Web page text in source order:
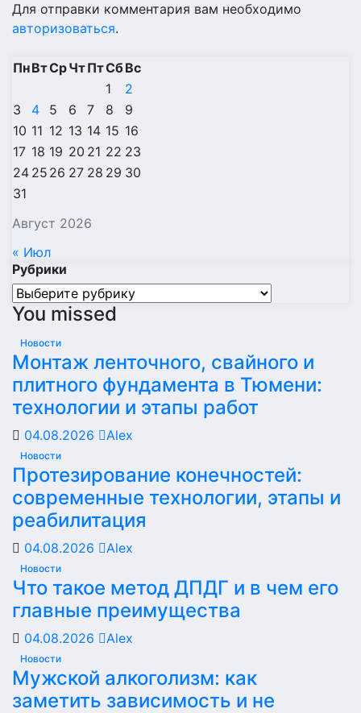
Для отправки комментария вам необходимо
авторизоваться.
Август 2026
ПнВтСрЧтПтСбВс
1
2
3
4 5 6 7 8
9
10 11 12 13 14 15 16
17 18 19 20 21 22 23
24 25 26 27 28 29 30
31
« Июл
Рубрики
Рубрики
You missed
Новости
Монтаж ленточного, свайного и
плитного фундамента в Тюмени:
технологии и этапы работ
04.08.2026 Alex
Новости
Протезирование конечностей:
современные технологии, этапы и
реабилитация
04.08.2026 Alex
Новости
Что такое метод ДПДГ и в чем его
главные преимущества
04.08.2026 Alex
Новости
Мужской алкоголизм: как
заметить зависимость и не